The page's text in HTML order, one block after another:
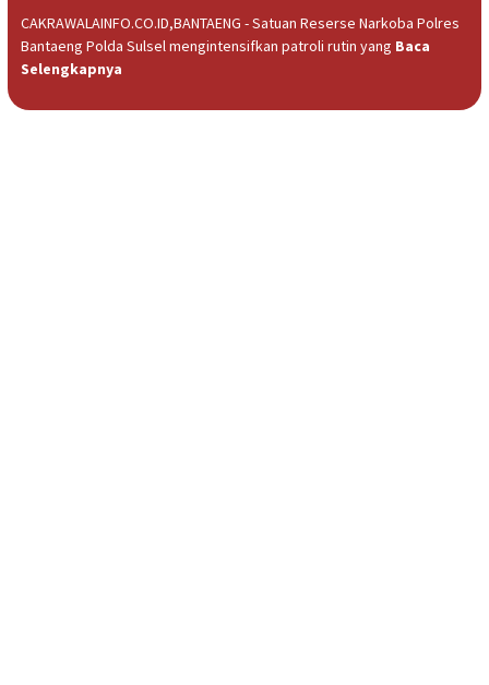
CAKRAWALAINFO.CO.ID,BANTAENG - Satuan Reserse Narkoba Polres
Bantaeng Polda Sulsel mengintensifkan patroli rutin yang Baca
Selengkapnya